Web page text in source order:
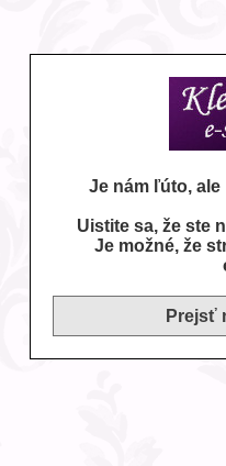
Je nám ľúto,
Uistite sa, že ste
Je možné, že
Prejsť